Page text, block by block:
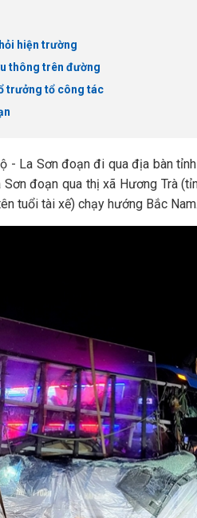
hiện trường
thông trên đường
trưởng tổ công tác
La Sơn đoạn đi qua địa bàn
đoạn qua thị xã Hương Trà
tuổi tài xế) chạy hướng Bắc Nam.